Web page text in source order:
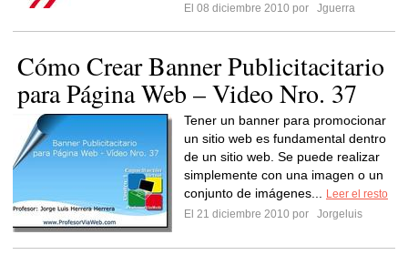
El 08 diciembre 2010 por
Jguerra
Cómo Crear Banner Publicitacitario
para Página Web – Video Nro. 37
Tener un banner para promocionar
un sitio web es fundamental dentro
de un sitio web. Se puede realizar
simplemente con una imagen o un
conjunto de imágenes...
Leer el resto
El 21 diciembre 2010 por
Jorgeluis